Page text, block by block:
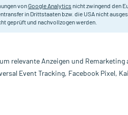
Tiefgefrierfähig, auch für
Darreichung:
Hersteller:
vonGoogle Analytics nicht zwingend den
in Drittstaaten bzw. die USA nicht
geprüft und nachvollzogen werden.
relevante Anzeigen und Remarketing
Event Tracking, Facebook Pixel,